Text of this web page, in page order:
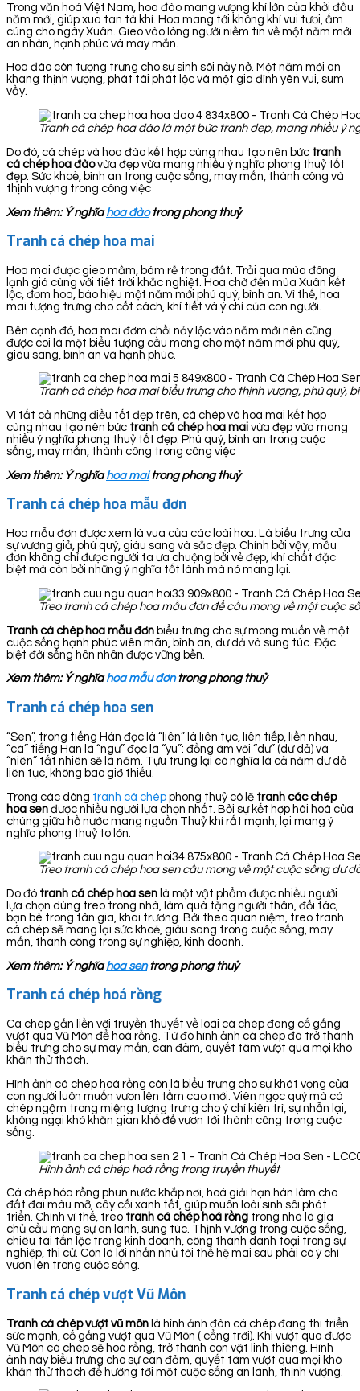
Trong văn hoá Việt Nam, hoa đào mang vượng khí lớn của khởi đầu
năm mới, giúp xua tan tà khí. Hoa mang tới không khí vui tươi, ấm
cúng cho ngày Xuân. Gieo vào lòng người niềm tin về một năm mới
an nhàn, hạnh phúc và may mắn.
Hoa đào còn tượng trưng cho sự sinh sôi nảy nở. Một năm mới an
khang thịnh vượng, phát tài phát lộc và một gia đình yên vui, sum
vầy.
Tranh cá chép hoa đào là một bức tranh đẹp, mang nhiều ý
Do đó, cá chép và hoa đào kết hợp cùng nhau tạo nên bức tranh
cá chép hoa đàovừa đẹp vừa mang nhiều ý nghĩa phong thuỷ tốt
đẹp. Sức khoẻ, bình an trong cuộc sống, may mắn, thành công và
thịnh vượng trong công việc
Xem thêm: Ý nghĩahoa đàotrong phong thuỷ
Tranh cá chép hoa mai
Hoa mai được gieo mầm, bám rễ trong đất. Trải qua mùa đông
lạnh giá cùng với tiết trời khắc nghiệt. Hoa chờ đến mùa Xuân kết
lộc, đơm hoa, báo hiệu một năm mới phú quý, bình an. Vì thế, hoa
mai tượng trưng cho cốt cách, khí tiết và ý chí của con người.
Bên cạnh đó, hoa mai đơm chồi nảy lộc vào năm mới nên cũng
được coi là một biểu tượng cầu mong cho một năm mới phú quý,
giàu sang, bình an và hạnh phúc.
Tranh cá chép hoa mai biểu trưng cho thịnh vượng, phú quý,
Vì tất cả những điều tốt đẹp trên, cá chép và hoa mai kết hợp
cùng nhau tạo nên bức tranh cá chép hoa mai vừa đẹp vừa mang
nhiều ý nghĩa phong thuỷ tốt đẹp. Phú quý, bình an trong cuộc
sống, may mắn, thành công trong công việc
Xem thêm: Ý nghĩahoa maitrong phong thuỷ
Tranh cá chép hoa mẫu đơn
Hoa mẫu đơn được xem là vua của các loài hoa. Là biểu trưng của
sự vương giả, phú quý, giàu sang và sắc đẹp. Chính bởi vậy, mẫu
đơn không chỉ được người ta ưa chuộng bởi vẻ đẹp, khí chất đặc
biệt mà còn bởi những ý nghĩa tốt lành mà nó mang lại.
Treo tranh cá chép hoa mẫu đơn để cầu mong về một cuộc
Tranh cá chép hoa mẫu đơn biểu trưng cho sự mong muốn về một
cuộc sống hạnh phúc viên mãn, bình an, dư dả và sung túc. Đặc
biệt đời sống hôn nhân được vững bền.
Xem thêm: Ý nghĩahoa mẫu đơntrong phong thuỷ
Tranh cá chép hoa sen
“Sen”, trong tiếng Hán đọc là “liên” là liên tục, liên tiếp, liền nhau,
“cá” tiếng Hán là “ngư” đọc là “yu”: đồng âm với “dư” (dư dả) và
“niên” tất nhiên sẽ là năm. Tựu trung lại có nghĩa là cả năm dư dả
liên tục, không bao giờ thiếu.
Trong các dòng tranh cá chép phong thuỷ có lẽ tranh các chép
hoa sen được nhiều người lựa chọn nhất. Bởi sự kết hợp hài hoà của
chúng giữa hồ nước mang nguồn Thuỷ khí rất mạnh, lại mang ý
nghĩa phong thuỷ to lớn.
Treo tranh cá chép hoa sen cầu mong về một cuộc sống dư
Do đó tranh cá chép hoa sen là một vật phẩm được nhiều người
lựa chọn dùng treo trong nhà, làm quà tặng người thân, đối tác,
bạn bè trong tân gia, khai trương. Bởi theo quan niệm, treo tranh
cá chép sẽ mang lại sức khoẻ, giàu sang trong cuộc sống, may
mắn, thành công trong sự nghiệp, kinh doanh.
Xem thêm: Ý nghĩahoa sentrong phong thuỷ
Tranh cá chép hoá rồng
Cá chép gắn liền với truyền thuyết về loài cá chép đang cố gắng
vượt qua Vũ Môn để hoá rồng. Từ đó hình ảnh cá chép đã trở thành
biểu trưng cho sự may mắn, can đảm, quyết tâm vượt qua mọi khó
khăn thử thách.
Hình ảnh cá chép hoá rồng còn là biểu trưng cho sự khát vọng của
con người luôn muốn vươn lên tầm cao mới. Viên ngọc quý mà cá
chép ngậm trong miệng tượng trưng cho ý chí kiên trì, sự nhẫn lại,
không ngại khó khăn gian khổ để vươn tới thành công trong cuộc
sống.
Hình ảnh cá chép hoá rồng trong truyền thuyết
Cá chép hóa rồng phun nước khắp nơi, hoá giải hạn hán làm cho
đất đai màu mỡ, cây cối xanh tốt, giúp muôn loài sinh sôi phát
triển. Chính vì thế, treo tranh cá chép hoá rồng trong nhà là gia
chủ cầu mong sự an lành, sung túc. Thịnh vượng trong cuộc sống,
chiêu tài tấn lộc trong kinh doanh, công thành danh toại trong sự
nghiệp, thi cử. Còn là lời nhắn nhủ tới thế hệ mai sau phải có ý chí
vươn lên trong cuộc sống.
Tranh cá chép vượt Vũ Môn
Tranh cá chép vượt vũ môn là hình ảnh đàn cá chép đang thi triển
sức mạnh, cố gắng vượt qua Vũ Môn ( cổng trời). Khi vượt qua được
Vũ Môn cá chép sẽ hoá rồng, trở thành con vật linh thiêng. Hình
ảnh này biểu trưng cho sự can đảm, quyết tâm vượt qua mọi khó
khăn thử thách để hướng tới một cuộc sống an lành, thịnh vượng.